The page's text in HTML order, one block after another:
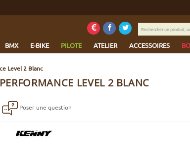
BMX E-BIKE PILOTE ATELIER ACCESSOIRES
Rechercher
un
une
marque...
Level 2 Blanc
LEVEL 2 BLANC
Poser une question